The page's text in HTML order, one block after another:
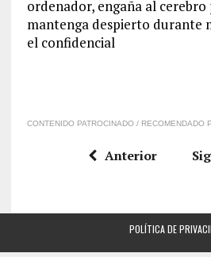
ordenador, engaña al cerebro
mantenga despierto durante
el confidencial
CONTENIDO PATROCINADO / RECOMENDADO
Anterior
POLÍTICA DE